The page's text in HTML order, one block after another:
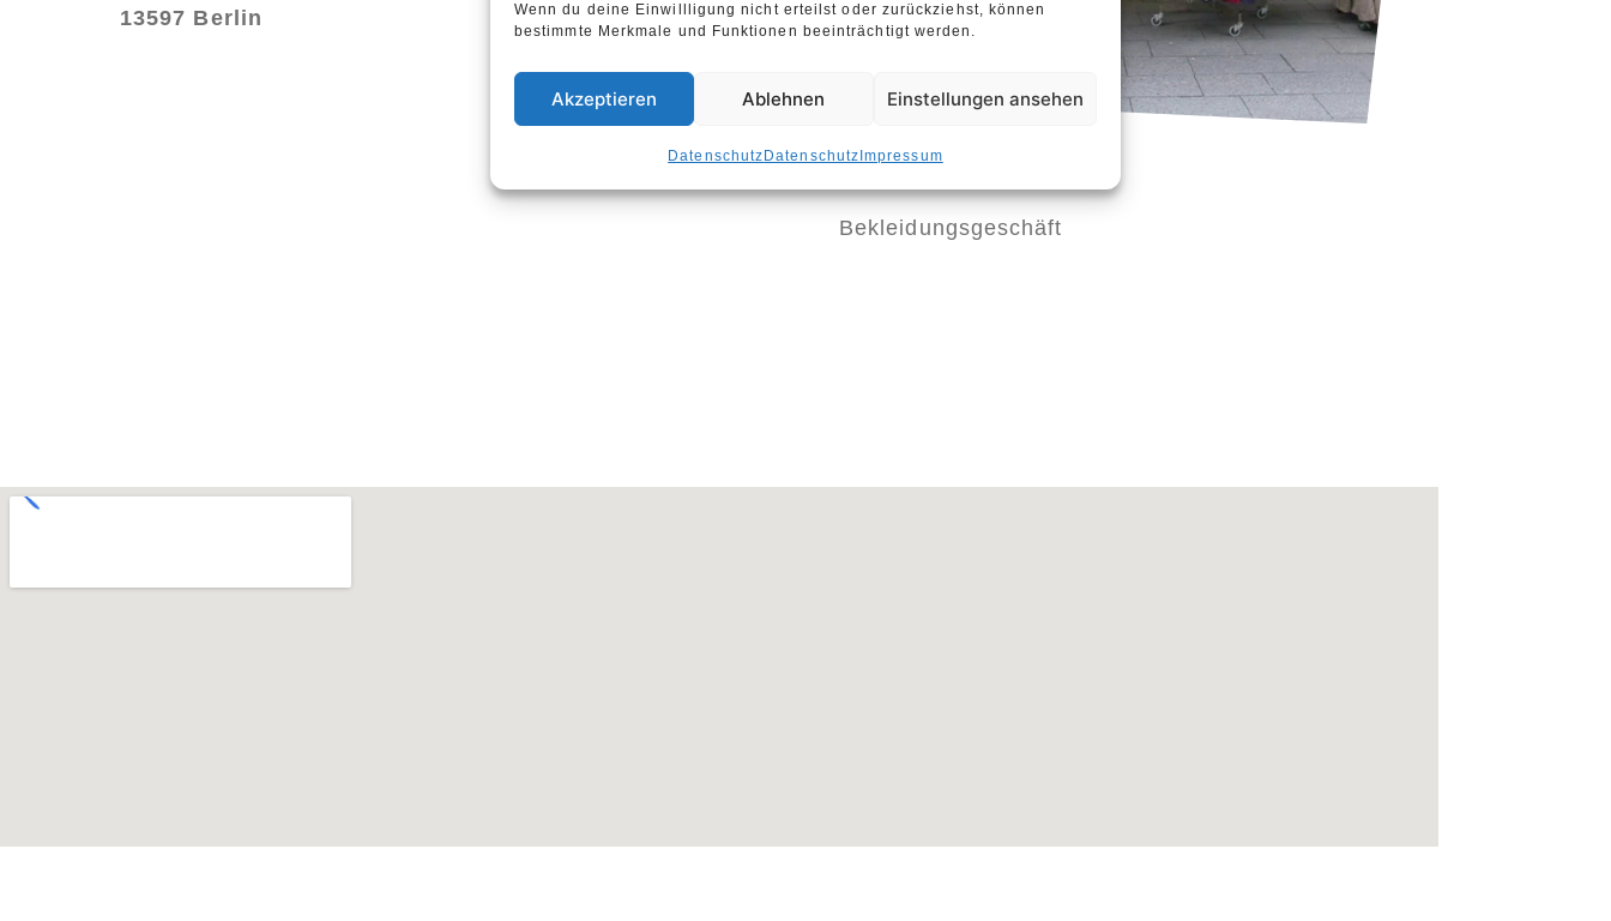
Wenn du deine Einwillligung nicht erteilst oder zurückziehst, können
bestimmte Merkmale und Funktionen beeinträchtigt werden.
Akzeptieren Ablehnen Einstellungen ansehen
Datenschutz Datenschutz Impressum
13597 Berlin
Bekleidungsgeschäft